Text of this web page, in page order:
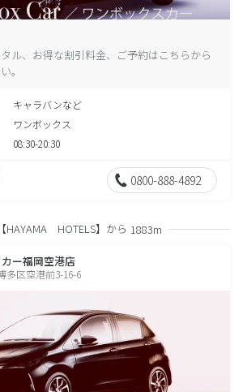
ル、お得な割引料金、ご予約はこちらから
。
キャラバンなど
ワンボックス
08:30-20:30
0800-888-4892
HOTELS】から 1883m
ー福岡空港店
多区空港前3-16-6